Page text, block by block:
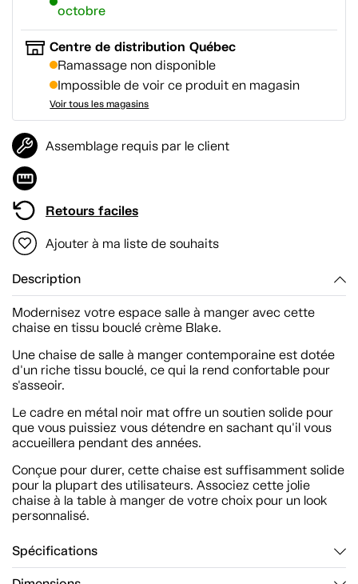
octobre
Centre de distribution Québec
Ramassage non disponible
Impossible de voir ce produit en magasin
Voir tous les magasins
Assemblage requis par le client
Retours faciles
Ajouter à ma liste de souhaits
Description
Modernisez votre espace salle à manger avec cette
chaise en tissu bouclé crème Blake.
Une chaise de salle à manger contemporaine est dotée
d'un riche tissu bouclé, ce qui la rend confortable pour
s'asseoir.
Le cadre en métal noir mat offre un soutien solide pour
que vous puissiez vous détendre en sachant qu'il vous
accueillera pendant des années.
Conçue pour durer, cette chaise est suffisamment solide
pour la plupart des utilisateurs. Associez cette jolie
chaise à la table à manger de votre choix pour un look
personnalisé.
Spécifications